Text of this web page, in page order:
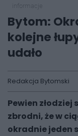
Bytom:
kolejne
udało
Redakcja Bytomski
Pewien złodziej
zbrodni, że w
okradnie jeden